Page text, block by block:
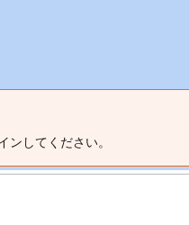
してください。